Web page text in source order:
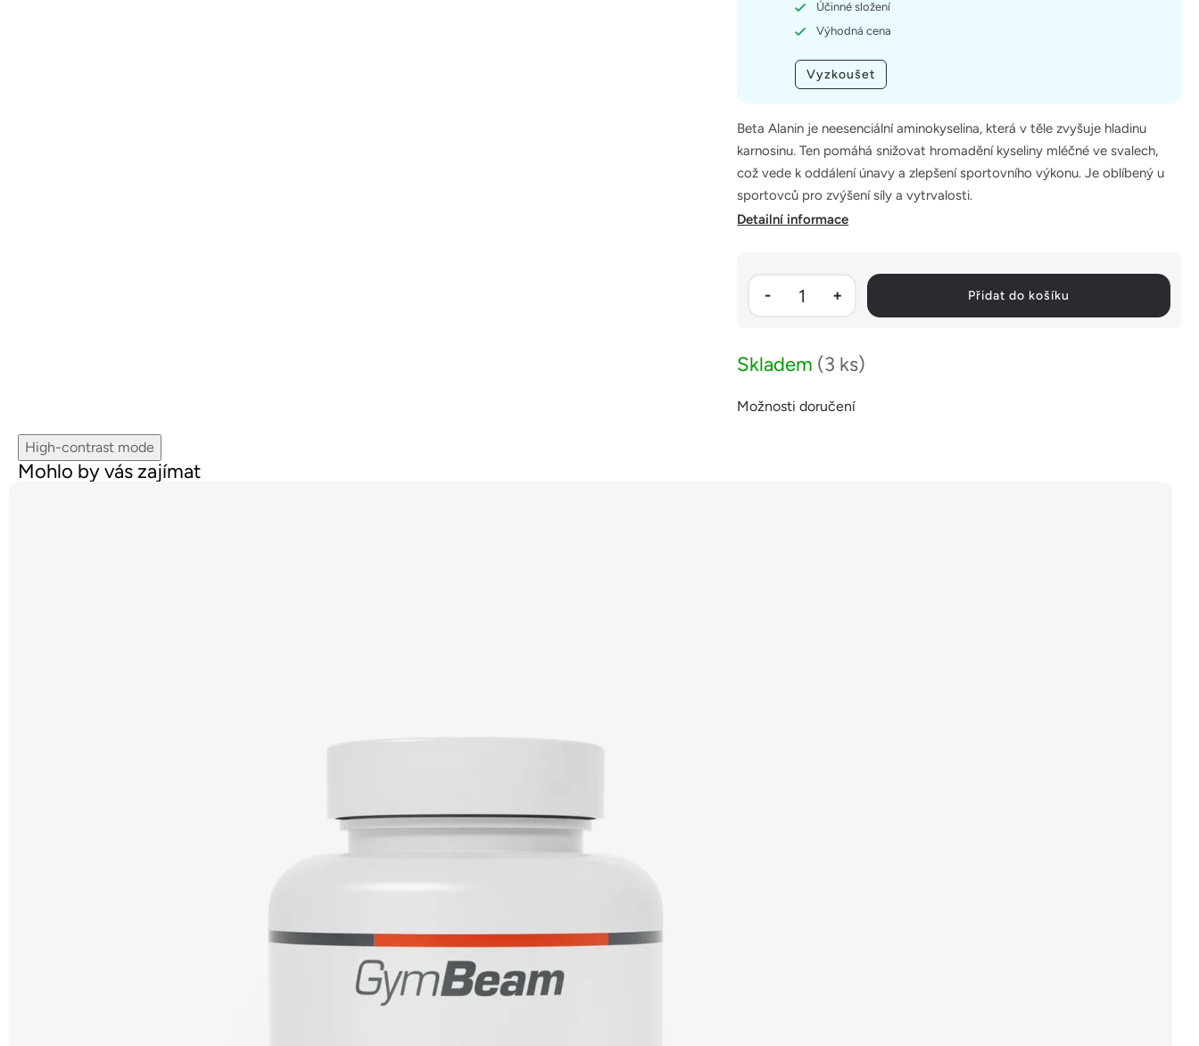
Skladem (3 ks)
Možnosti doručení
Přidat do košíku
Beta Alanin je neesenciální aminokyselina, která v těle zvyšuje hladinu
karnosinu. Ten pomáhá snižovat hromadění kyseliny mléčné ve svalech,
což vede k oddálení únavy a zlepšení sportovního výkonu. Je oblíbený u
sportovců pro zvýšení síly a vytrvalosti.
Účinné složení
Výhodná cena
Vyzkoušet
Detailní informace
High-contrast mode
Mohlo by vás zajímat